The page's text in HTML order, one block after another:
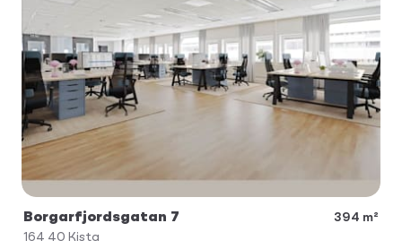
Borgarfjordsgatan 7
394 m²
164 40 Kista